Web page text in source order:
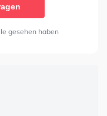
gesehen haben